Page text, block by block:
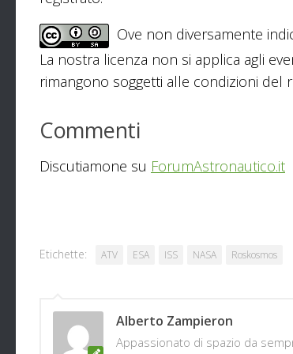
Ove non diversamente
La nostra licenza non si applica agli
rimangono soggetti alle condizioni del
Commenti
Discutiamone su ForumAstronautico.it
Etichette: ATV ESA ISS NASA Roskosmos
Alberto Zampieron
Appassionato di spazio da